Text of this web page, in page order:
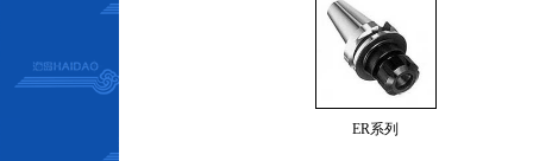
ER系列